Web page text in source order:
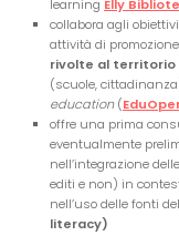
learning Elly
collabora agli
attività di
rivolte al territorio
(scuole,
education(
offre una prima
eventualmente
nell’integrazione
editi e non) in
nell’uso delle fonti del
literacy)